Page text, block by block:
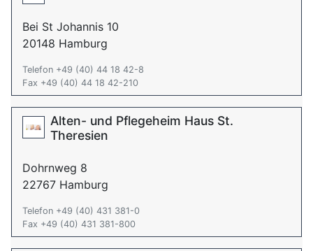
Bei St Johannis 10
20148 Hamburg
Telefon +49 (40) 44 18 42-8
Fax +49 (40) 44 18 42-210
Alten- und Pflegeheim Haus St.
Theresien
Dohrnweg 8
22767 Hamburg
Telefon +49 (40) 431 381-0
Fax +49 (40) 431 381-800